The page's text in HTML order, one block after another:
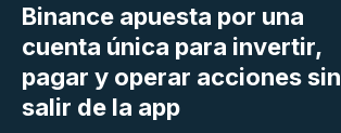
Binance apuesta por una
cuenta única para invertir,
pagar y operar acciones sin
salir de la app